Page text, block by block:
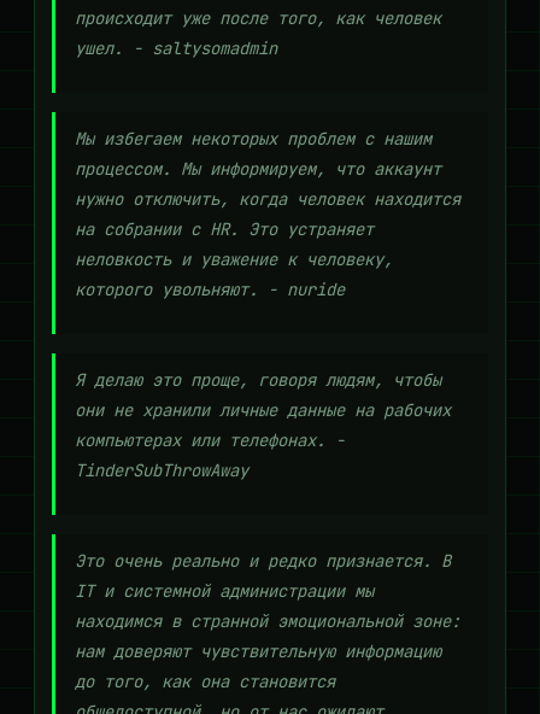
происходит уже после того, как человек
ушел. - saltysomadmin
Мы избегаем некоторых проблем с нашим
процессом. Мы информируем, что аккаунт
нужно отключить, когда человек находится
на собрании с HR. Это устраняет
неловкость и уважение к человеку,
которого увольняют. - nuride
Я делаю это проще, говоря людям, чтобы
они не хранили личные данные на рабочих
компьютерах или телефонах. -
TinderSubThrowAway
Это очень реально и редко признается. В
IT и системной администрации мы
находимся в странной эмоциональной зоне:
нам доверяют чувствительную информацию
до того, как она становится